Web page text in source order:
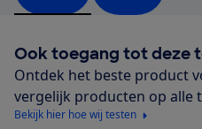
Ook toegang tot deze
Ontdek het beste product
vergelijk producten op alle
Bekijk hier hoe wij testen